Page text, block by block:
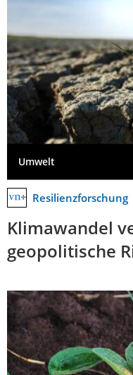
Umwelt
Resilienzforschung
Klimawandel
geopolitische